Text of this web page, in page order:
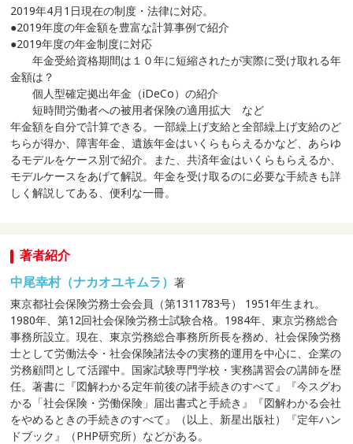
2019年4月1日現在の制度・法律に対応。
●2019年度の年金額を豊富な計算事例で紹介
●2019年度の年金制度に対応
年金受給資格期間は１０年に短縮されたが実際に受け取れる年
金額は？
個人型確定拠出年金（iDeCo）の紹介
短時間労働者への被用者保険の適用拡大 など
年金額を自分で計算できる。一部繰上げ支給と全部繰上げ支給のど
ちらが得か、障害年金、遺族年金はいくらもらえるかなど、あらゆ
るモデルをケース別で紹介。また、共済年金はいくらもらえるか、
モデルケースをあげて解説。年金を受け取るのに必要な手続きも詳
しく解説してある、便利な一冊。
著者紹介
中尾幸村（ナカオユキムラ）著
東京都社会保険労務士会会員（第1311783号） 1951年生まれ。
1980年、第12回社会保険労務士試験合格。1984年、東京労務総合
事務所設立。現在、東京労務総合事務所所長を務め、社会保険労務
士として労働法令・社会保険諸法令の実務的運用を中心に、企業の
労務顧問として活躍中。国家試験専門学校・実務講習会の講師を歴
任。著書に『図解わかる定年前後の諸手続きのすべて』『今スグわ
かる「社会保険・労働保険」届出書式と手続き』『図解わかる会社
をやめるときの手続きのすべて』（以上、新星出版社）『定年ハン
ドブック』（PHP研究所）などがある。